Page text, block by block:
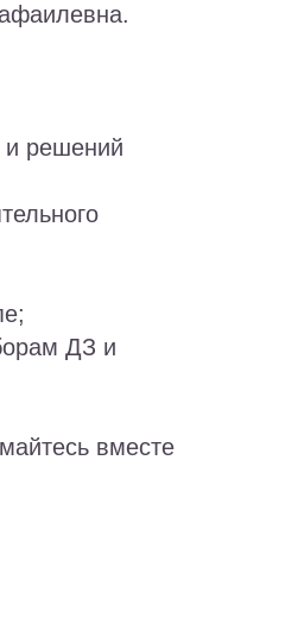
и решений
ДЗ и
вместе